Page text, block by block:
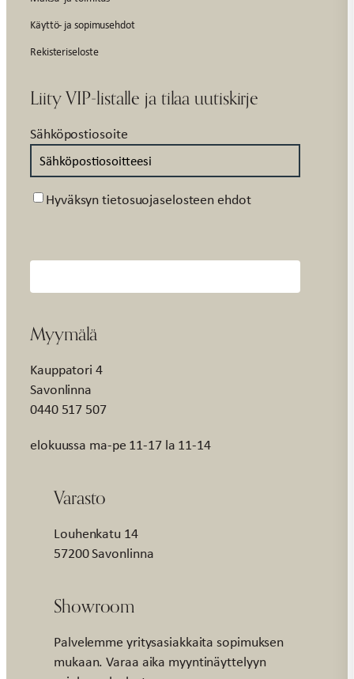
Käyttö- ja sopimusehdot
Rekisteriseloste
Liity VIP-listalle ja tilaa uutiskirje
Sähköpostiosoite
Suostumus
Hyväksyn tietosuojaselosteen ehdot
Myymälä
Kauppatori 4
Savonlinna
0440 517 507
elokuussa ma-pe 11-17 la 11-14
Varasto
Louhenkatu 14
57200 Savonlinna
Showroom
Palvelemme yritysasiakkaita sopimuksen
mukaan. Varaa aika myyntinäyttelyyn